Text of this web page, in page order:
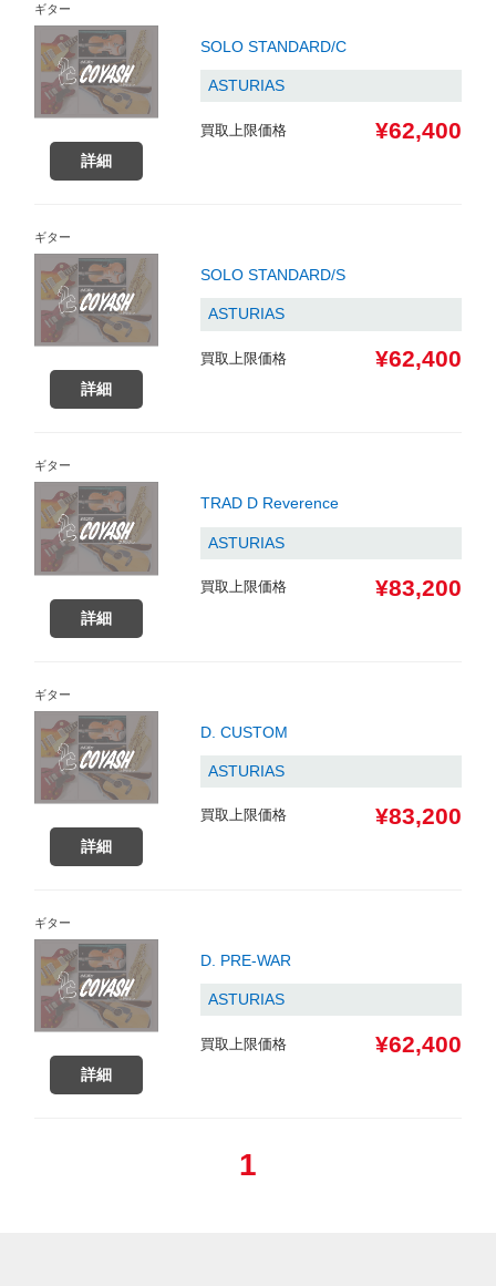
ギター
詳細
SOLO STANDARD/C
ASTURIAS
買取上限価格 ¥62,400
ギター
詳細
SOLO STANDARD/S
ASTURIAS
買取上限価格 ¥62,400
ギター
詳細
TRAD D Reverence
ASTURIAS
買取上限価格 ¥83,200
ギター
詳細
D. CUSTOM
ASTURIAS
買取上限価格 ¥83,200
ギター
詳細
D. PRE-WAR
ASTURIAS
買取上限価格 ¥62,400
1